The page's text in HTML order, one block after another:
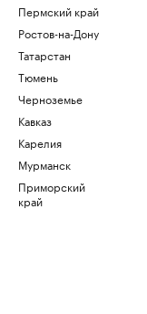
Пермский край
Ростов-на-Дону
Татарстан
Тюмень
Черноземье
Кавказ
Карелия
Мурманск
Приморский
край